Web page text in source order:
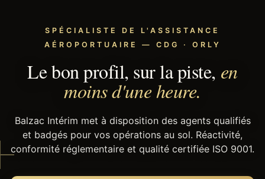
SPÉCIALISTE DE L'ASSISTANCE
AÉROPORTUAIRE — CDG · ORLY
Le bon profil, sur la piste, en
moins d'une heure.
Balzac Intérim met à disposition des agents qualifiés
et badgés pour vos opérations au sol. Réactivité,
conformité réglementaire et qualité certifiée ISO 9001.